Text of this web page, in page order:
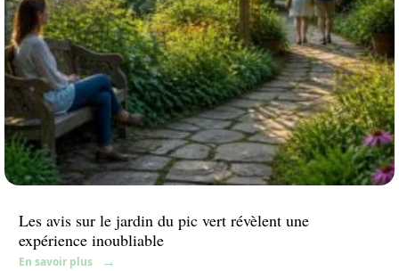
Les avis sur le jardin du pic vert révèlent une
expérience inoubliable
En savoir plus